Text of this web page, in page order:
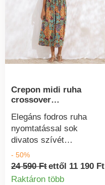
hasítékokkal. Bélelt
törzsrész. Mosógépben
mosható.
Crepon midi ruha
crossover
mintával
Elegáns fodros ruha
nyomtatással sok
divatos szívét
megnyerte. Friss,
könnyű kreppből
készült. Keresztben
- 50%
24 590 Ftettől 11 190 Ft
Raktáron több